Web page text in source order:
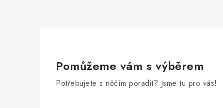
Pomůžeme vám s výběrem
Potřebujete s něčím poradit? Jsme tu pro vás!